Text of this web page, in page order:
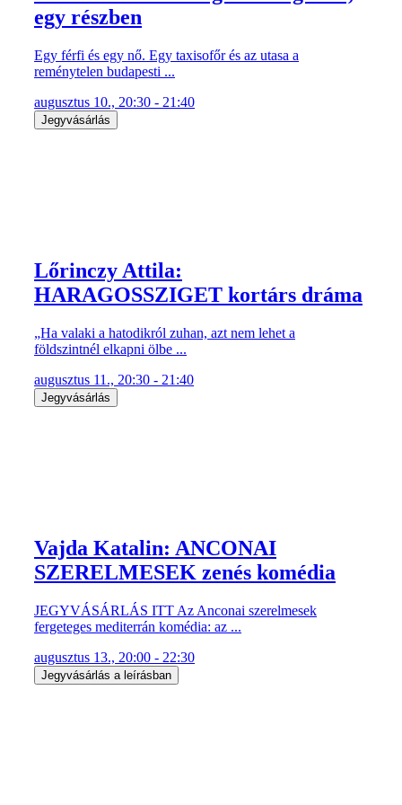
egy részben
Egy férfi és egy nő. Egy taxisofőr és az utasa a
reménytelen budapesti ...
augusztus 10., 20:30 - 21:40
Jegyvásárlás
Lőrinczy Attila:
HARAGOSSZIGET kortárs dráma
„Ha valaki a hatodikról zuhan, azt nem lehet a
földszintnél elkapni ölbe ...
augusztus 11., 20:30 - 21:40
Jegyvásárlás
Vajda Katalin: ANCONAI
SZERELMESEK zenés komédia
JEGYVÁSÁRLÁS ITT Az Anconai szerelmesek
fergeteges mediterrán komédia: az ...
augusztus 13., 20:00 - 22:30
Jegyvásárlás a leírásban